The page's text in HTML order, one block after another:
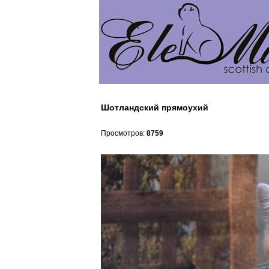
Шотландский прямоухий
Просмотров: 8759